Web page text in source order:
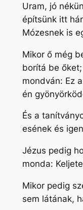
Uram, jó
építsünk itt
Mózesnek is
Mikor ő még
borítá be
mondván: Ez
én
És a
esének és
Jézus pedig
monda:
Mikor pedig
sem látának,